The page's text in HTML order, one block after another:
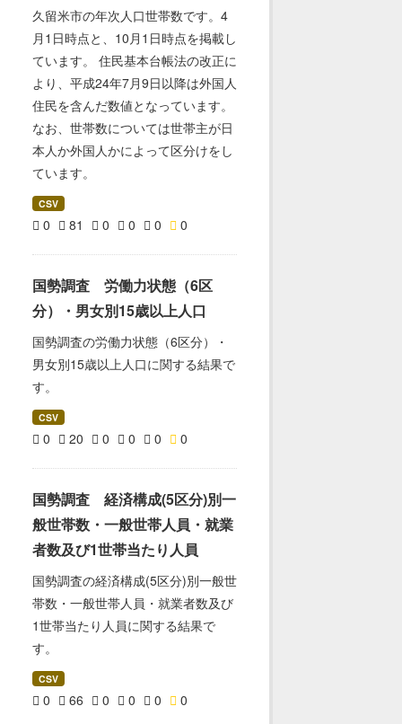
久留米市の年次人口世帯数です。4
月1日時点と、10月1日時点を掲載し
ています。 住民基本台帳法の改正に
より、平成24年7月9日以降は外国人
住民を含んだ数値となっています。
なお、世帯数については世帯主が日
本人か外国人かによって区分けをし
ています。
CSV
0 81 0 0 0 0
国勢調査 労働力状態（6区
分）・男女別15歳以上人口
国勢調査の労働力状態（6区分）・
男女別15歳以上人口に関する結果で
す。
CSV
0 20 0 0 0 0
国勢調査 経済構成(5区分)別一
般世帯数・一般世帯人員・就業
者数及び1世帯当たり人員
国勢調査の経済構成(5区分)別一般世
帯数・一般世帯人員・就業者数及び
1世帯当たり人員に関する結果で
す。
CSV
0 66 0 0 0 0